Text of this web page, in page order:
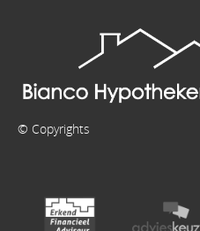
© Copyrights